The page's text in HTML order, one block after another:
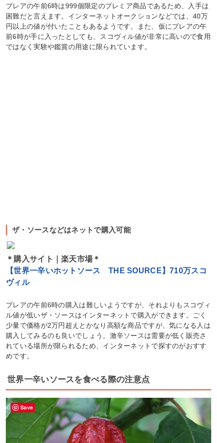
ブレアの午前6時は999個限定のプレミア商品であるため、入手は
困難だと言えます。インターネットオークションなどでは、40万
円以上の値が付いたこともあるようです。また、仮にブレアの午
前6時が手に入ったとしても、スコヴィル値が非常に高いので食用
ではなく実験や鑑賞の用途に限られています。
ザ・ソースなどはネットで購入可能
＊購入サイト｜楽天市場＊
【世界一辛いホットソース THE SOURCE】710万スコ
ヴィル
ブレアの午前6時の購入は難しいようですが、それよりもスコヴィ
ル値が低いザ・ソースはインターネットで購入ができます。ごく
少量で価格が2万円超えとかなり高額な商品ですが、気になる人は
購入してみるのも良いでしょう。激辛ソースは需要が低く販売さ
れている場所が限られるため、インターネットで探すのがおすす
めです。
世界一辛いソースを食べる際の注意点
Save